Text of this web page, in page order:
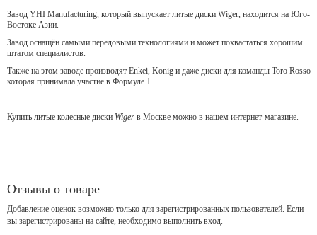
Завод YHI Manufacturing, который выпускает литые диски Wiger, находится на Юго-
Востоке Азии.
Завод оснащён самыми передовыми технологиями и может похвастаться хорошим
штатом специалистов.
Также на этом заводе производят Enkei, Konig и даже диски для команды Toro Rosso
которая принимала участие в Формуле 1.
Купить литые колесные диски Wiger в Москве можно в нашем интернет-магазине.
Отзывы о товаре
Добавление оценок возможно только для зарегистрированных пользователей. Если
вы зарегистрированы на сайте, необходимо выполнить вход.